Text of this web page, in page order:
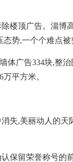
楼顶广告。淄博
势,一个个难点被
广告334块,整治
平方米。
失,美丽动人的天
保留荣誉称号的